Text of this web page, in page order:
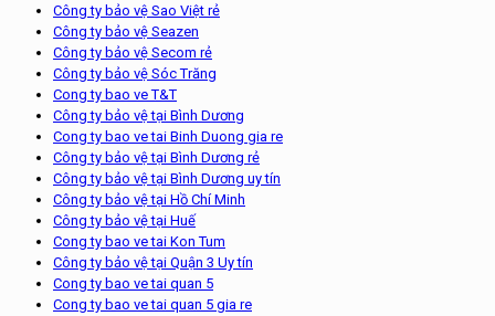
Công ty bảo vệ Sao Việt rẻ
Công ty bảo vệ Seazen
Công ty bảo vệ Secom rẻ
Công ty bảo vệ Sóc Trăng
Cong ty bao ve T&T
Công ty bảo vệ tại Bình Dương
Cong ty bao ve tai Binh Duong gia re
Công ty bảo vệ tại Bình Dương rẻ
Công ty bảo vệ tại Bình Dương uy tín
Công ty bảo vệ tại Hồ Chí Minh
Công ty bảo vệ tại Huế
Cong ty bao ve tai Kon Tum
Công ty bảo vệ tại Quận 3 Uy tín
Cong ty bao ve tai quan 5
Cong ty bao ve tai quan 5 gia re